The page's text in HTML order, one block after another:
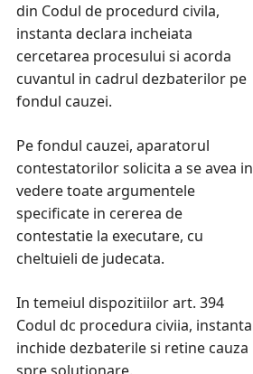
din Codul de procedurd civila,
instanta declara incheiata
cercetarea procesului si acorda
cuvantul in cadrul dezbaterilor pe
fondul cauzei.
Pe fondul cauzei, aparatorul
contestatorilor solicita a se avea in
vedere toate argumentele
specificate in cererea de
contestatie la executare, cu
cheltuieli de judecata.
In temeiul dispozitiilor art. 394
Codul dc procedura civiia, instanta
inchide dezbaterile si retine cauza